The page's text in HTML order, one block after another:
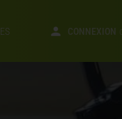
ES CONNEXION